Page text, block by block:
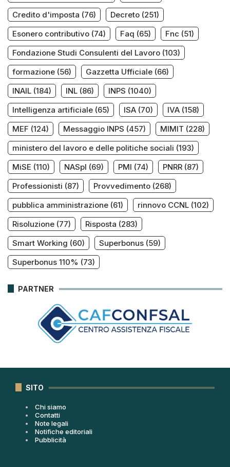
Credito d'imposta (76) Decreto (251)
Esonero contributivo (74) Faq (65) Fnc (51)
Fondazione Studi Consulenti del Lavoro (103)
formazione (56) Gazzetta Ufficiale (66)
INAIL (184) INL (86) INPS (1040)
Intelligenza artificiale (65) ISA (70) IVA (158)
MEF (124) Messaggio INPS (457) MIMIT (228)
ministero del lavoro e delle politiche sociali (193)
MiSE (110) NASpI (69) PMI (74) PNRR (87)
Professionisti (87) Provvedimento (268)
pubblica amministrazione (61) rinnovo CCNL (102)
Risoluzione (77) Risposta (283)
Smart Working (60) Superbonus (59)
Superbonus 110% (73)
PARTNER
SITO
Chi siamo
Contatti
Note legali
Notifiche editoriali
Pubblicità